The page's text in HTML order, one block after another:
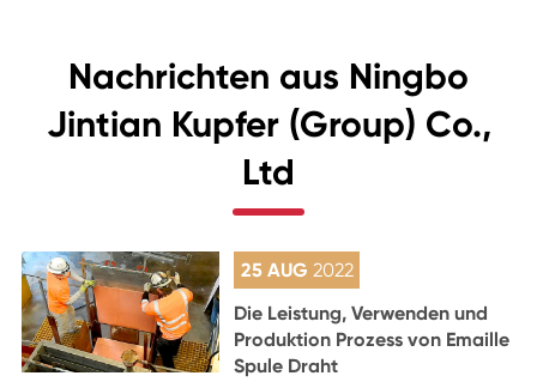
Nachrichten aus Ningbo
Jintian Kupfer (Group) Co.,
Ltd
25 AUG 2022
Die Leistung, Verwenden und
Produktion Prozess von Emaille
Spule Draht